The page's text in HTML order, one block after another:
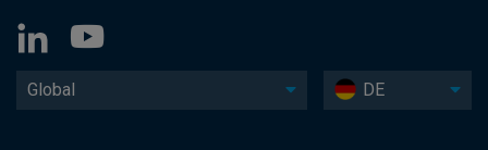
Global DE